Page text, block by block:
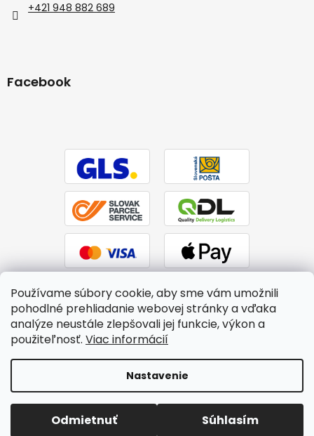
Používame súbory cookie, aby sme vám umožnili
pohodlné prehliadanie webovej stránky a vďaka
analýze neustále zlepšovali jej funkcie, výkon a
použiteľnosť. Viac informácií
Nastavenie
Odmietnuť Súhlasím
+421 948 882 689
Facebook
Copyright 2026BTPS.sk. Všetky práva vyhradené.Upraviť
nastavenie cookies